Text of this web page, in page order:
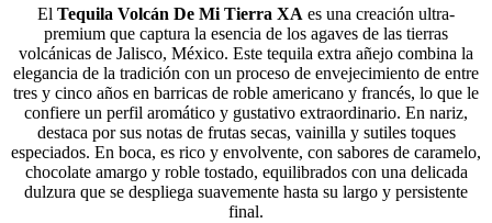
El Tequila Volcán De Mi Tierra XA es una creación ultra-
premium que captura la esencia de los agaves de las tierras
volcánicas de Jalisco, México. Este tequila extra añejo combina la
elegancia de la tradición con un proceso de envejecimiento de entre
tres y cinco años en barricas de roble americano y francés, lo que le
confiere un perfil aromático y gustativo extraordinario. En nariz,
destaca por sus notas de frutas secas, vainilla y sutiles toques
especiados. En boca, es rico y envolvente, con sabores de caramelo,
chocolate amargo y roble tostado, equilibrados con una delicada
dulzura que se despliega suavemente hasta su largo y persistente
final.